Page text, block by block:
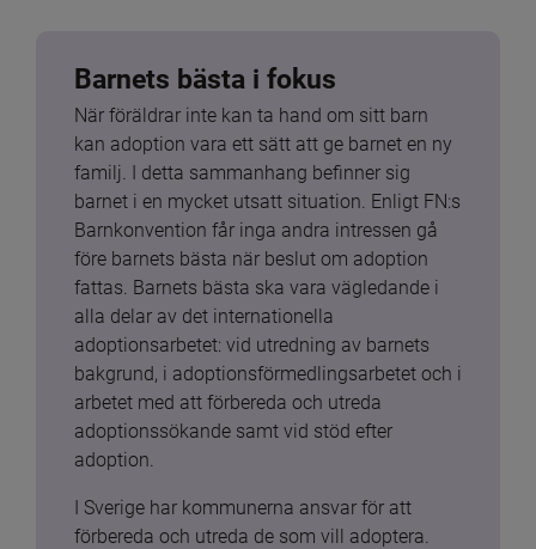
Barnets bästa i fokus
När föräldrar inte kan ta hand om sitt barn
kan adoption vara ett sätt att ge barnet en ny
familj. I detta sammanhang befinner sig
barnet i en mycket utsatt situation. Enligt FN:s
Barnkonvention får inga andra intressen gå
före barnets bästa när beslut om adoption
fattas. Barnets bästa ska vara vägledande i
alla delar av det internationella
adoptionsarbetet: vid utredning av barnets
bakgrund, i adoptionsförmedlingsarbetet och i
arbetet med att förbereda och utreda
adoptionssökande samt vid stöd efter
adoption.
I Sverige har kommunerna ansvar för att
förbereda och utreda de som vill adoptera.